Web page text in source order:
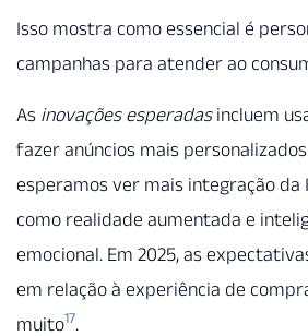
Isso mostra como essencial é
campanhas para atender ao
As inovações esperadasincluem
fazer anúncios mais
esperamos ver mais integração da
como realidade aumentada e
emocional. Em 2025, as
em relação à experiência de
muito17.